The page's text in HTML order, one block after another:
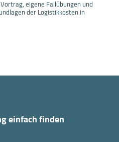
eigene Fallübungen und
der Logistikkosten in
einfach finden